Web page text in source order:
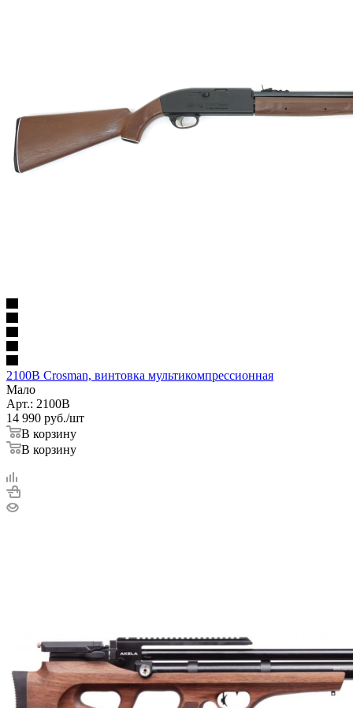
2100B Crosman, винтовка мультикомпрессионная
Мало
Арт.: 2100B
14 990 руб./шт
В корзину
В корзину